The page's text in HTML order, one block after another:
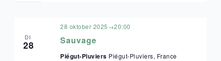
DI
28 Sauvage
28 oktober 2025→20:00
Piégut-Pluviers Piégut-Pluviers, France